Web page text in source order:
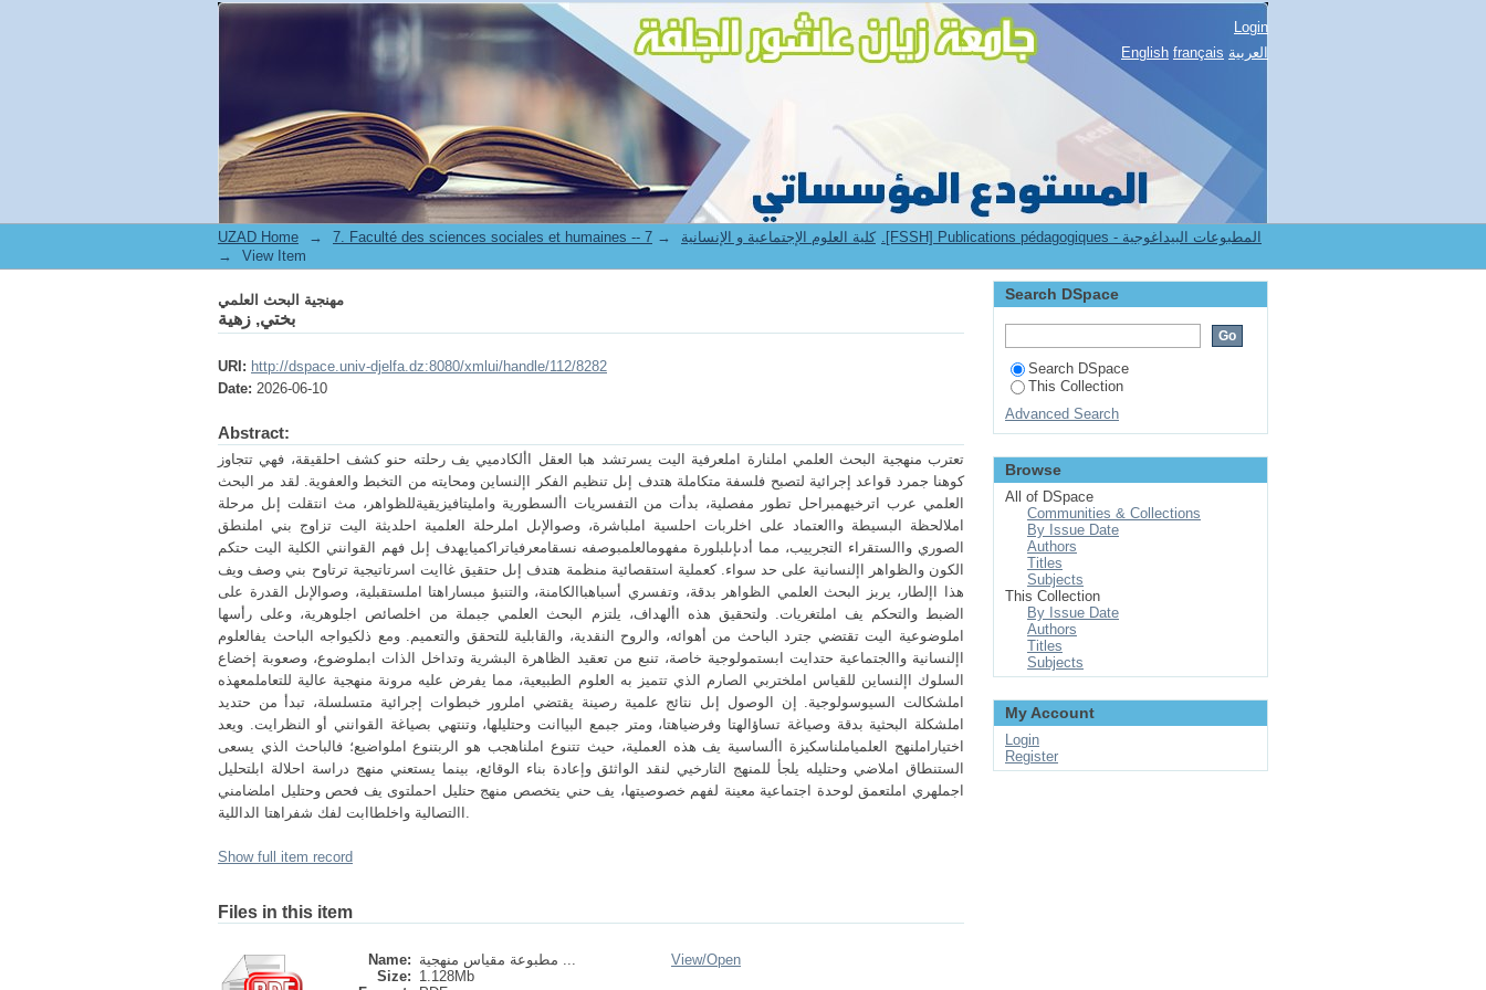
مهنجية البحث العلمي
Login
English français العربية
UZAD Home → 7. Faculté des sciences sociales et humaines -- كلية العلوم الإجتماعية و الإنسانية →
7.[FSSH] Publications pédagogiques - المطبوعات البيداغوجية
→
View Item
مهنجية البحث العلمي
بختي, زهية
URI: http://dspace.univ-djelfa.dz:8080/xmlui/handle/112/8282
Date: 2026-06-10
Abstract:
تعترب منهجية البحث العلمي املنارة املعرفية اليت يسرتشد هبا العقل األكادميي يف رحلته حنو كشف احلقيقة، فهي تتجاوز
كوهنا جمرد قواعد إجرائية لتصبح فلسفة متكاملة هتدف إىل تنظيم الفكر اإلنساين ومحايته من التخبط والعفوية. لقد مر البحث
العلمي عرب اترخيهمبراحل تطور مفصلية، بدأت من التفسريات األسطورية وامليتافيزيقيةللظواهر، مث انتقلت إىل مرحلة
املالحظة البسيطة واالعتماد على اخلربات احلسية املباشرة، وصوالإىل املرحلة العلمية احلديثة اليت تزاوج بني املنطق
الصوري واالستقراء التجرييب، مما أدىإىلبلورة مفهومالعلمبوصفه نسقامعرفياتراكميايهدف إىل فهم القوانني الكلية اليت حتكم
الكون والظواهر اإلنسانية على حد سواء. كعملية استقصائية منظمة هتدف إىل حتقيق غاايت اسرتاتيجية ترتاوح بني وصف ويف
هذا اإلطار، يربز البحث العلمي الظواهر بدقة، وتفسري أسباهباالكامنة، والتنبؤ مبساراهتا املستقبلية، وصوالإىل القدرة على
الضبط والتحكم يف املتغريات. ولتحقيق هذه األهداف، يلتزم البحث العلمي جبملة من اخلصائص اجلوهرية، وعلى رأسها
املوضوعية اليت تقتضي جترد الباحث من أهوائه، والروح النقدية، والقابلية للتحقق والتعميم. ومع ذلكيواجه الباحث يفالعلوم
اإلنسانية واالجتماعية حتدايت ابستمولوجية خاصة، تنبع من تعقيد الظاهرة البشرية وتداخل الذات ابملوضوع، وصعوبة إخضاع
السلوك اإلنساين للقياس املختربي الصارم الذي تتميز به العلوم الطبيعية، مما يفرض عليه مرونة منهجية عالية للتعاملمعهذه
املشكالت السيوسولوجية. إن الوصول إىل نتائج علمية رصينة يقتضي املرور خبطوات إجرائية متسلسلة، تبدأ من حتديد
املشكلة البحثية بدقة وصياغة تساؤالهتا وفرضياهتا، ومتر جبمع البياانت وحتليلها، وتنتهي بصياغة القوانني أو النظرايت. ويعد
اختياراملنهج العلمياملناسكيزة األساسية يف هذه العملية، حيث تتنوع املناهجب هو الربتنوع املواضيع؛ فالباحث الذي يسعى
الستنطاق املاضي وحتليله يلجأ للمنهج التارخيي لنقد الواثئق وإعادة بناء الوقائع، بينما يستعني منهج دراسة احلالة ابلتحليل
اجملهري املتعمق لوحدة اجتماعية معينة لفهم خصوصيتها، يف حني يتخصص منهج حتليل احملتوى يف فحص وحتليل املضامني
االتصالية واخلطاابت لفك شفراهتا الداللية.
Show full item record
Files in this item
Name:
مطبوعة مقياس منهجية ...
Size: 1.128Mb
View/Open
Search DSpace
Search DSpace
This Collection
Advanced Search
Browse
All of DSpace
Communities & Collections
By Issue Date
Authors
Titles
Subjects
This Collection
By Issue Date
Authors
Titles
Subjects
My Account
Login
Register